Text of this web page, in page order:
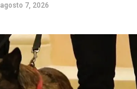
agosto 7, 2026